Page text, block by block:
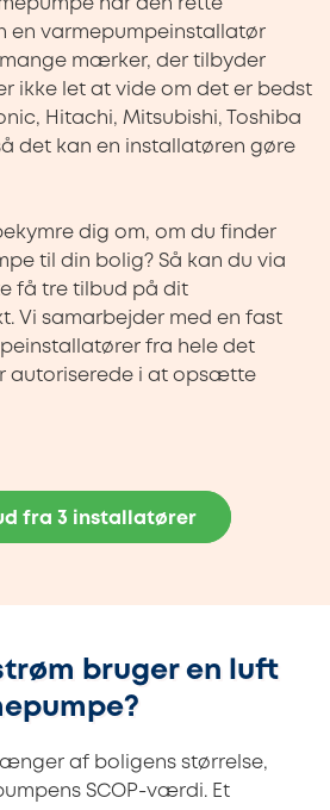
har den rette
en varmepumpeinstallatør
mærker, der tilbyder
ikke let at vide om det er bedst
Hitachi, Mitsubishi, Toshiba
det kan en installatøren gøre
dig om, om du finder
til din bolig? Så kan du via
få tre tilbud på dit
Vi samarbejder med en fast
fra hele det
autoriserede i at opsætte
fra 3 installatører
bruger en luft
af boligens størrelse,
SCOP-værdi. Et